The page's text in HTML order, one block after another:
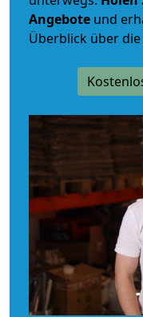
Angebote und
Überblick über